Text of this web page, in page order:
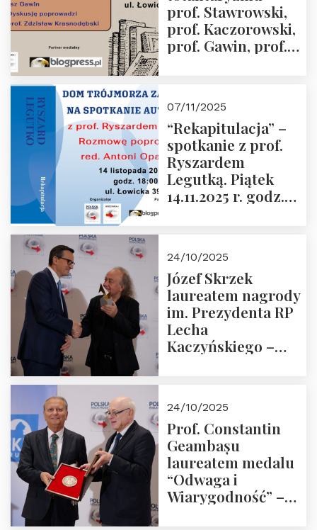
godz. 18:00.
prof. Stawrowski,
prof. Kaczorowski,
prof. Gawin, prof.
07/11/2025
“Rekapitulacja” –
spotkanie z prof.
Ryszardem
Legutką. Piątek
14.11.2025 r. godz.
24/10/2025
Józef Skrzek
laureatem nagrody
im. Prezydenta RP
Lecha
Kaczyńskiego –
24/10/2025
Prof. Constantin
Geambașu
laureatem medalu
“Odwaga i
Wiarygodność” –